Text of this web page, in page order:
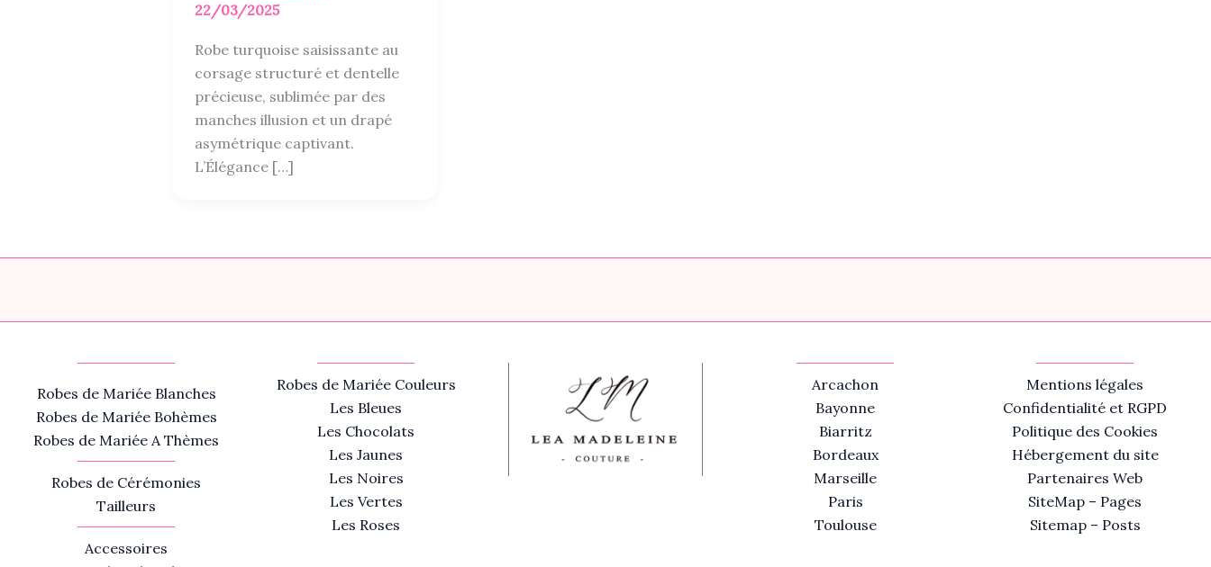
22/03/2025
Robe turquoise saisissante au
corsage structuré et dentelle
précieuse, sublimée par des
manches illusion et un drapé
asymétrique captivant.
L’Élégance […]
Robes de Mariée Blanches
Robes de Mariée Bohèmes
Robes de Mariée A Thèmes
Robes de Cérémonies
Tailleurs
Accessoires
Robes de Mariée Couleurs
Les Bleues
Les Chocolats
Les Jaunes
Les Noires
Les Vertes
Les Roses
Arcachon
Bayonne
Biarritz
Bordeaux
Marseille
Paris
Toulouse
Mentions légales
Confidentialité et RGPD
Politique des Cookies
Hébergement du site
Partenaires Web
SiteMap – Pages
Sitemap – Posts